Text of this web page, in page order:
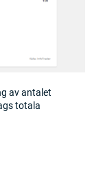
av antalet
totala